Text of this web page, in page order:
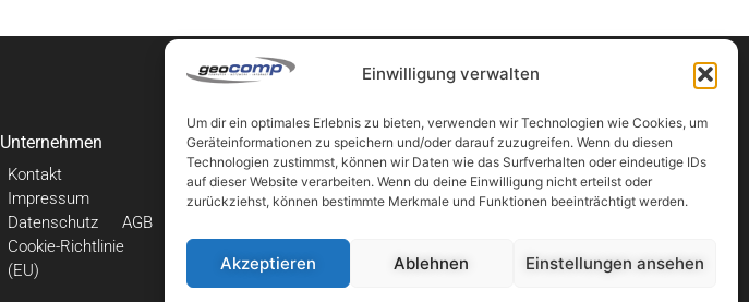
Einwilligung verwalten
Um dir ein optimales Erlebnis zu bieten, verwenden wir Technologien wie Cookies, um
Geräteinformationen zu speichern und/oder darauf zuzugreifen. Wenn du diesen
Technologien zustimmst, können wir Daten wie das Surfverhalten oder eindeutige IDs
auf dieser Website verarbeiten. Wenn du deine Einwilligung nicht erteilst oder
zurückziehst, können bestimmte Merkmale und Funktionen beeinträchtigt werden.
Akzeptieren Ablehnen Einstellungen ansehen
Unternehmen
Kontakt
Impressum
Datenschutz
AGB
Cookie-Richtlinie
(EU)
Links
Neuigkeiten
Beiträge
Webhosting
Partner
www.vermessung-ahrer.at
www.vermessung-luftbild.at
Ibex Data GmbH